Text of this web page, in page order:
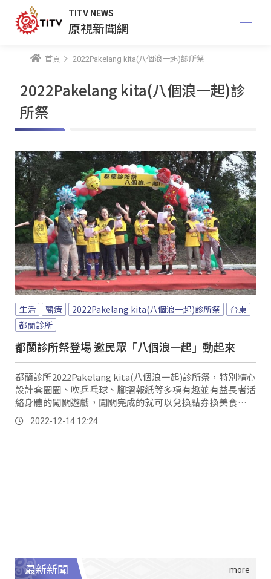
TITV NEWS
原視新聞網
首頁 2022Pakelang kita(八個浪一起)診所祭
2022Pakelang kita(八個浪一起)診
所祭
生活 醫療 2022Pakelang kita(八個浪一起)診所祭
台東
都蘭診所
都蘭診所祭登場 邀民眾「八個浪一起」動起來
都蘭診所2022Pakelang kita(八個浪一起)診所祭，特別精心
設計套圈圈、吹乒乓球、腳摺報紙等多項有趣並有益長者活
絡身體的闖關遊戲，闖關完成的就可以兌換點券換美食，讓
參與長者度過難忘的一天，並將診所的能量帶往每個部落、
社區。2022-12-14 12:24
最新新聞